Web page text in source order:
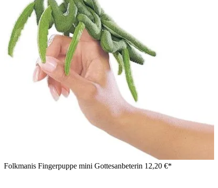
Folkmanis Fingerpuppe mini Gottesanbeterin 12,20 €*